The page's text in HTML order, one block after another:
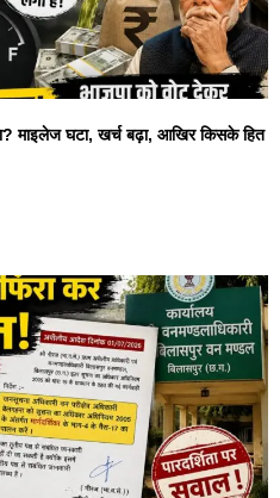
माइलेज घटा, खर्च बढ़ा, आखिर किसके हित